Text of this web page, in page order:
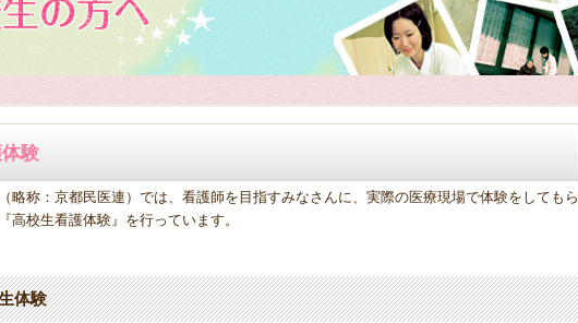
験
略称：京都民医連）では、看護師を目指すみなさんに、実際の医療現場で体験をしてもら
高校生看護体験』を行っています。
体験